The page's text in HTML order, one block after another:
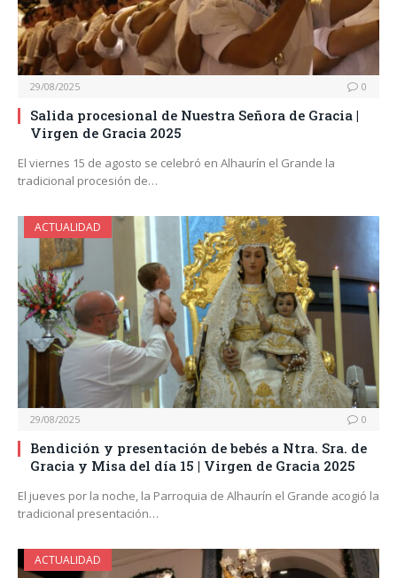
29/08/2025 0
Salida procesional de Nuestra Señora de Gracia |
Virgen de Gracia 2025
El viernes 15 de agosto se celebró en Alhaurín el Grande la
tradicional procesión de…
ACTUALIDAD
29/08/2025 0
Bendición y presentación de bebés a Ntra. Sra. de
Gracia y Misa del día 15 | Virgen de Gracia 2025
El jueves por la noche, la Parroquia de Alhaurín el Grande acogió la
tradicional presentación…
ACTUALIDAD